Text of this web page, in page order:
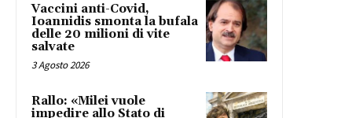
Vaccini anti-Covid,
Ioannidis smonta la bufala
delle 20 milioni di vite
salvate
3 Agosto 2026
Rallo: «Milei vuole
impedire allo Stato di